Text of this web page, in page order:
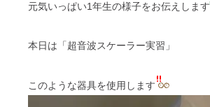
元気いっぱい1年生の様子をお伝えします
本日は「超音波スケーラー実習」
このような器具を使用します